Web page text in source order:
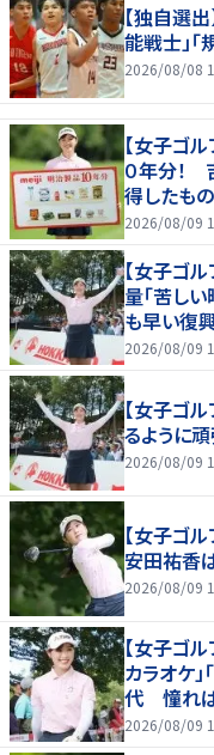
【独自選
能戦士」
2026/08/08
【女子ゴ
０年分！
得したも
2026/08/09
【女子ゴ
量「苦し
も早い復
2026/08/09
【女子ゴ
るように
2026/08/09
【女子ゴ
安田祐香
2026/08/09
【女子ゴ
カラオケ
代 憧れ
2026/08/09